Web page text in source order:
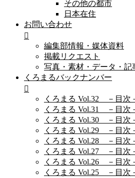
その他の都市
日本在住
お問い合わせ
編集部情報・媒体資料
掲載リクエスト
写真・素材・データ・記
くろまるバックナンバー
くろまる Vol.32 －目次
くろまる Vol.31 －目次
くろまる Vol.30 －目次
くろまる Vol.29 －目次
くろまる Vol.28 －目次
くろまる Vol.27 －目次
くろまる Vol.26 －目次
くろまる Vol.25 －目次